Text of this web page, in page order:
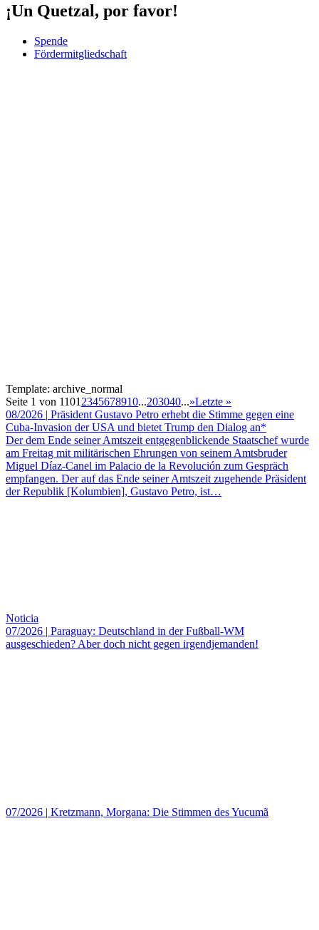
¡Un Quetzal, por favor!
Spende
Fördermitgliedschaft
Template: archive_normal
Seite 1 von 1101 2345678910...203040...»Letzte »
08/2026 | Präsident Gustavo Petro erhebt die Stimme gegen eine
Cuba-Invasion der USA und bietet Trump den Dialog an*
Der dem Ende seiner Amtszeit entgegenblickende Staatschef wurde
am Freitag mit militärischen Ehrungen von seinem Amtsbruder
Miguel Díaz-Canel im Palacio de la Revolución zum Gespräch
empfangen. Der auf das Ende seiner Amtszeit zugehende Präsident
der Republik [Kolumbien], Gustavo Petro, ist…
Noticia
07/2026 | Paraguay: Deutschland in der Fußball-WM
ausgeschieden? Aber doch nicht gegen irgendjemanden!
07/2026 | Kretzmann, Morgana: Die Stimmen des Yucumã